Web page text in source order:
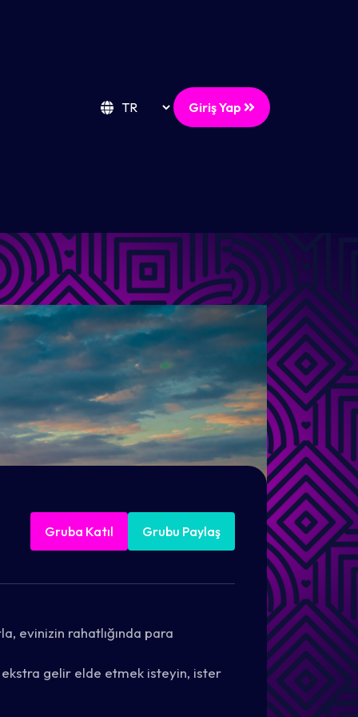
Giriş Yap
Gruba Katıl Grubu Paylaş
evinizin rahatlığında para
ekstra gelir elde etmek isteyin, ister